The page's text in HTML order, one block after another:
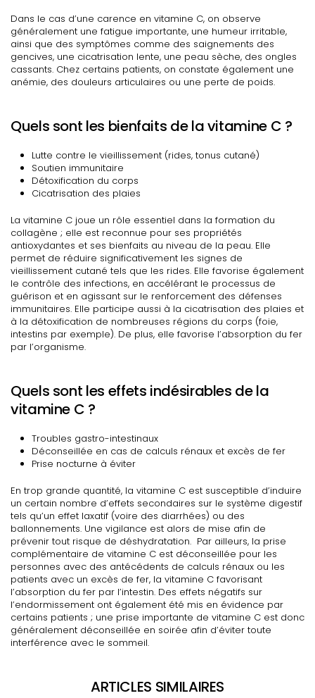
Dans le cas d’une carence en vitamine C, on observe
généralement une fatigue importante, une humeur irritable,
ainsi que des symptômes comme des saignements des
gencives, une cicatrisation lente, une peau sèche, des ongles
cassants. Chez certains patients, on constate également une
anémie, des douleurs articulaires ou une perte de poids.
Quels sont les bienfaits de la vitamine C ?
Lutte contre le vieillissement (rides, tonus cutané)
Soutien immunitaire
Détoxification du corps
Cicatrisation des plaies
La vitamine C joue un rôle essentiel dans la formation du
collagène ; elle est reconnue pour ses propriétés
antioxydantes et ses bienfaits au niveau de la peau. Elle
permet de réduire significativement les signes de
vieillissement cutané tels que les rides. Elle favorise également
le contrôle des infections, en accélérant le processus de
guérison et en agissant sur le renforcement des défenses
immunitaires. Elle participe aussi à la cicatrisation des plaies et
à la détoxification de nombreuses régions du corps (foie,
intestins par exemple). De plus, elle favorise l’absorption du fer
par l’organisme.
Quels sont les effets indésirables de la
vitamine C ?
Troubles gastro-intestinaux
Déconseillée en cas de calculs rénaux et excès de fer
Prise nocturne à éviter
En trop grande quantité, la vitamine C est susceptible d’induire
un certain nombre d’effets secondaires sur le système digestif
tels qu’un effet laxatif (voire des diarrhées) ou des
ballonnements. Une vigilance est alors de mise afin de
prévenir tout risque de déshydratation. Par ailleurs, la prise
complémentaire de vitamine C est déconseillée pour les
personnes avec des antécédents de calculs rénaux ou les
patients avec un excès de fer, la vitamine C favorisant
l’absorption du fer par l’intestin. Des effets négatifs sur
l’endormissement ont également été mis en évidence par
certains patients ; une prise importante de vitamine C est donc
généralement déconseillée en soirée afin d’éviter toute
interférence avec le sommeil.
ARTICLES SIMILAIRES